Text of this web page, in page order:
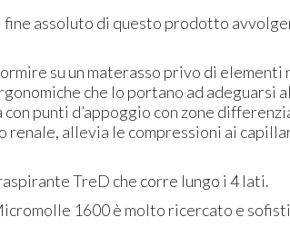
fine assoluto di questo prodotto
su un materasso privo di
che lo portano ad adeguarsi
punti d’appoggio con zone
renale, allevia le compressioni ai
TreD che corre lungo i 4 lati.
1600 è molto ricercato e